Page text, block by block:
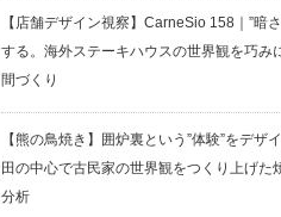
【店舗デザイン視察】CarneSio 158｜”暗
する。海外ステーキハウスの世界観を巧み
間づくり
【熊の鳥焼き】囲炉裏という”体験”をデザ
田の中心で古民家の世界観をつくり上げた
分析